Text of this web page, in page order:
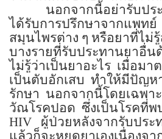
นอกจากนี้อย่ารับปร
ได้รับการปรึกษาจากแพทย์
สมุนไพรต่าง ๆ หรือยาที่ไม่
บางรายที่รับประทานยาอื่น
ไม่รู้ว่าเป็นยาอะไร เมื่อมา
เป็นตับอักเสบ ทำให้มีปัญห
รักษา นอกจากนี้โดยเฉพา
วัณโรคปอด ซึ่งเป็นโรคที่
HIV ผู้ป่วยหลังจากรับประ
แล้วก็จะหยุดยาเองเนื่องจ